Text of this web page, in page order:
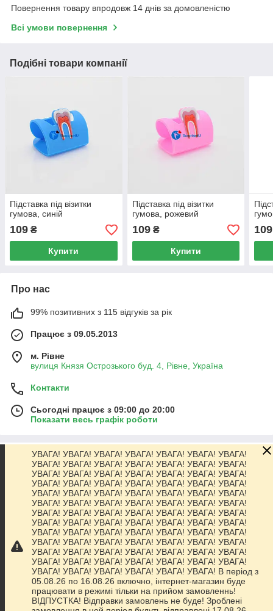
Повернення товару впродовж 14 днів за домовленістю
Всі умови повернення
Подібні товари компанії
Підставка під візитки
гумова, синій
109 ₴
Купити
Підставка під візитки
гумова, рожевий
109₴
Купити
109
Про нас
99% позитивних з 115 відгуків за рік
Працює з 09.05.2013
м. Рівне
вулиця Князя Острозького буд. 4, Рівне, Україна
Контакти
Сьогодні працює з 09:00 до 20:00
Показати весь графік роботи
Про нас
Контакти
Доставка та оплата
Графік роботи
Повна версія сайту
Сайт створено на маркетплейсіProm.ua
УВАГА! УВАГА! УВАГА! УВАГА! УВАГА! УВАГА! УВАГА!
УВАГА! УВАГА! УВАГА! УВАГА! УВАГА! УВАГА! УВАГА!
УВАГА! УВАГА! УВАГА! УВАГА! УВАГА! УВАГА! УВАГА!
УВАГА! УВАГА! УВАГА! УВАГА! УВАГА! УВАГА! УВАГА!
УВАГА! УВАГА! УВАГА! УВАГА! УВАГА! УВАГА! УВАГА!
УВАГА! УВАГА! УВАГА! УВАГА! УВАГА! УВАГА! УВАГА!
УВАГА! УВАГА! УВАГА! УВАГА! УВАГА! УВАГА! УВАГА!
УВАГА! УВАГА! УВАГА! УВАГА! УВАГА! УВАГА! УВАГА!
УВАГА! УВАГА! УВАГА! УВАГА! УВАГА! УВАГА! УВАГА!
УВАГА! УВАГА! УВАГА! УВАГА! УВАГА! УВАГА! УВАГА!
УВАГА! УВАГА! УВАГА! УВАГА! УВАГА! УВАГА! УВАГА!
УВАГА! УВАГА! УВАГА! УВАГА! УВАГА! УВАГА! УВАГА!
УВАГА! УВАГА! УВАГА! УВАГА! УВАГА! УВАГА! В період з
05.08.26 по 16.08.26 включно, інтернет-магазин буде
працювати в режимі тільки на прийом замовленнь!
ВІДПУСТКА! Відправки замовлень не буде! Зроблені